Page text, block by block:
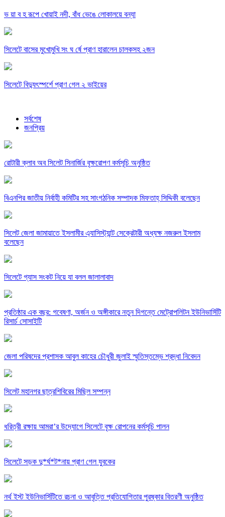
ভ য়া ব হ রূপে খোয়াই নদী, বাঁধ ভেঙে লোকালয়ে বন্যা
সিলেটে বাসের মুখোমুখি সং ঘ র্ষে প্রাণ হারালেন চালকসহ ২জন
সিলেটে বিদ্যুৎস্পর্শে প্রাণ গেল ২ ভাইয়ের
সর্বশেষ
জনপ্রিয়
রোটারী ক্লাব অব সিলেট সিনার্জির বৃক্ষরোপণ কর্মসূচি অনুষ্ঠিত
বিএনপির জাতীয় নির্বাহী কমিটির সহ সাংগঠনিক সম্পাদক মিফতাহ্ সিদ্দিকী বলেছেন
সিলেট জেলা জামায়াতে ইসলামীর এ্যাসিস্ট্যান্ট সেক্রেটারী অধ্যক্ষ নজরুল ইসলাম
বলেছেন
সিলেটে গ্যাস সংকট নিয়ে যা বলল জালালাবাদ
প্রতিষ্ঠার এক বছর: গবেষণা, অর্জন ও অঙ্গীকারে নতুন দিগন্তে মেট্রোপলিটন ইউনিভার্সিটি
রিসার্চ সোসাইটি
জেলা পরিষদের প্রশাসক আবুল কাহের চৌধুরী জুলাই স্মৃতিস্তম্ভে শ্রদ্ধা নিবেদন
সিলেট মহানগর ছাত্রশিবিরের মিছিল সম্পন্ন
ধরিত্রী রক্ষায় আমরা’র উদ্যোগে সিলেটে বৃক্ষ রোপনের কর্মসূচি পালন
সিলেটে সড়ক দু*র্ঘ*ট*নায় প্রাণ গেল যুবকের
নর্থ ইস্ট ইউনিভার্সিটিতে রচনা ও আবৃত্তি প্রতিযোগিতার পুরষ্কার বিতরণী অনুষ্ঠিত